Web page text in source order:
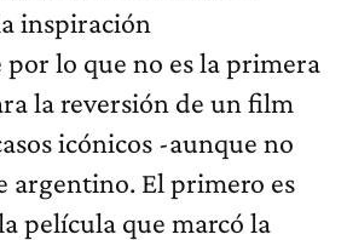
inspiración
lo que no es la primera
la reversión de un film
icónicos -aunque no
argentino. El primero es
película que marcó la